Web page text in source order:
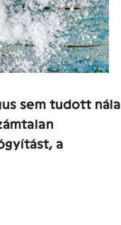
sem tudott nála
a